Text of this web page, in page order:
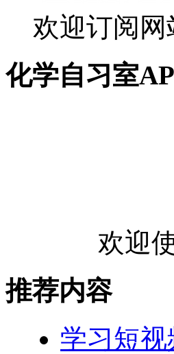
欢迎订阅
化学自习室
欢迎
推荐内容
学习短